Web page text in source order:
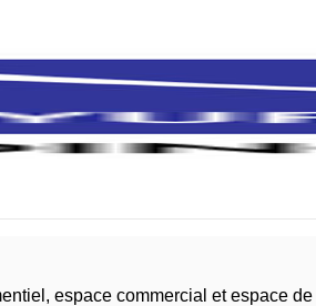
espace commercial et espace